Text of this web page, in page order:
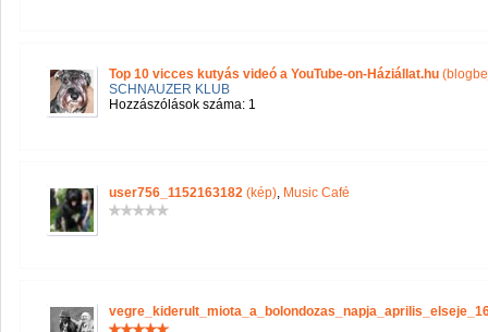
Top 10 vicces kutyás videó a YouTube-on-Háziállat.hu
SCHNAUZER KLUB
Hozzászólások száma: 1
user756_1152163182 (kép), Music Café